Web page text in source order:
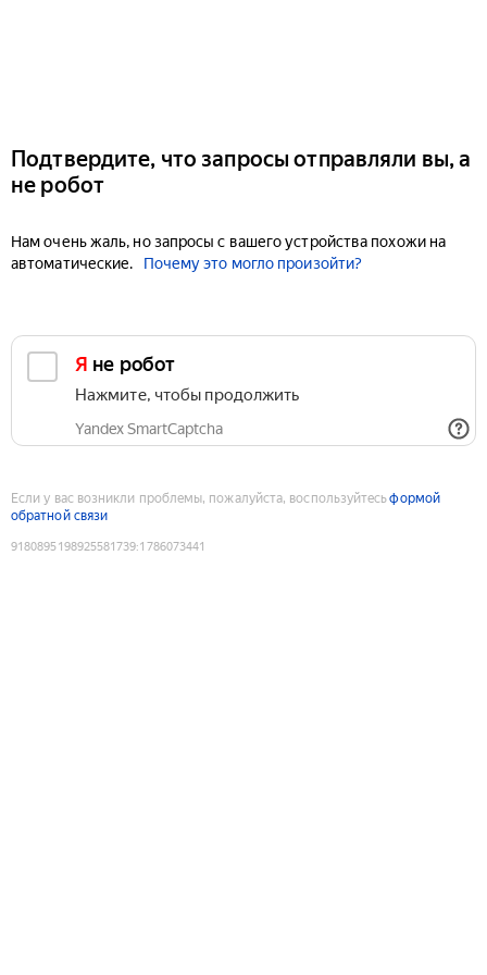
Подтвердите, что запросы отправляли вы, а
не робот
Нам очень жаль, но запросы с вашего устройства похожи на
автоматические.
Почему это могло произойти?
Я не робот
Нажмите, чтобы продолжить
Yandex SmartCaptcha
Если у вас возникли проблемы, пожалуйста, воспользуйтесьформой
обратной связи
9180895198925581739:1786073441